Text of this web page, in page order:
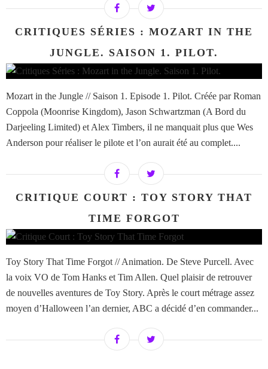
CRITIQUES SÉRIES : MOZART IN THE
JUNGLE. SAISON 1. PILOT.
Mozart in the Jungle // Saison 1. Episode 1. Pilot. Créée par Roman
Coppola (Moonrise Kingdom), Jason Schwartzman (A Bord du
Darjeeling Limited) et Alex Timbers, il ne manquait plus que Wes
Anderson pour réaliser le pilote et l’on aurait été au complet....
CRITIQUE COURT : TOY STORY THAT
TIME FORGOT
Toy Story That Time Forgot // Animation. De Steve Purcell. Avec
la voix VO de Tom Hanks et Tim Allen. Quel plaisir de retrouver
de nouvelles aventures de Toy Story. Après le court métrage assez
moyen d’Halloween l’an dernier, ABC a décidé d’en commander...